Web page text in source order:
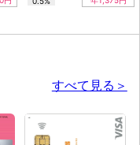
すべて見る＞